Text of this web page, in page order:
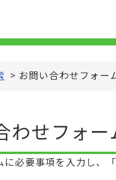
> お問い合わせフォー
わせフォ
必要事項を入力し、